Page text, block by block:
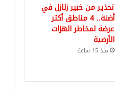
تحذير من خبير زلازل في
أضنة.. 4 مناطق أكثر
عرضة لمخاطر الهزات
الأرضية
منذ 15 ساعة